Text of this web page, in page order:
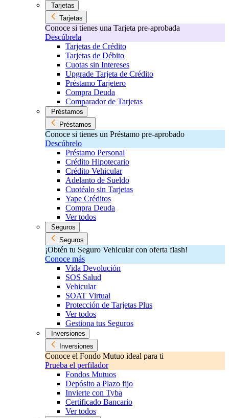
Tarjetas
Tarjetas
Conoce si tienes una Tarjeta pre-aprobada
Descúbrela
Tarjetas de Crédito
Tarjetas de Débito
Cuotas sin Intereses
Upgrade Tarjeta de Crédito
Préstamo Tarjetero
Compra Deuda
Comparador de Tarjetas
Préstamos
Préstamos
Conoce si tienes un Préstamo pre-aprobado
Descúbrelo
Préstamo Personal
Crédito Hipotecario
Crédito Vehicular
Adelanto de Sueldo
Cuotéalo sin Tarjetas
Yape Créditos
Compra Deuda
Ver todos
Seguros
Seguros
¡Obtén tu Seguro Vehicular con oferta flash!
Conoce más
Vida Devolución
SOS Salud
Vehicular
SOAT Virtual
Protección de Tarjetas Plus
Ver todos
Gestiona tus Seguros
Inversiones
Inversiones
Conoce el Fondo Mutuo ideal para ti
Prueba el perfilador
Fondos Mutuos
Depósito a Plazo fijo
Invierte con Tyba
Certificado Bancario
Ver todos